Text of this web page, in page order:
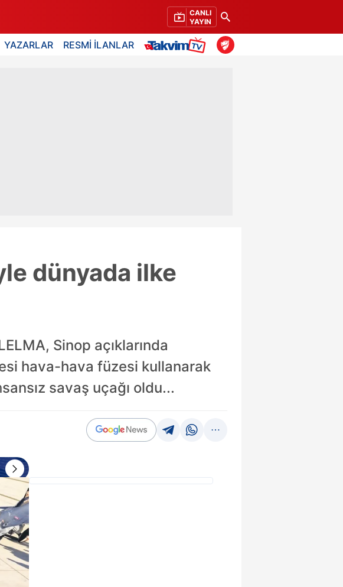
CANLI
YAYIN
YAZARLAR RESMİ İLANLAR
dünyada ilke
Sinop açıklarında
hava-hava füzesi kullanarak
savaş uçağı oldu...